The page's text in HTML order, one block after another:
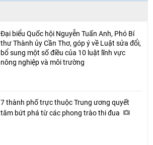
Đại biểu Quốc hội Nguyễn Tuấn Anh, Phó Bí
thư Thành ủy Cần Thơ, góp ý về Luật sửa đổi,
bổ sung một số điều của 10 luật lĩnh vực
nông nghiệp và môi trường
7 thành phố trực thuộc Trung ương quyết
tâm bứt phá từ các phong trào thi đua